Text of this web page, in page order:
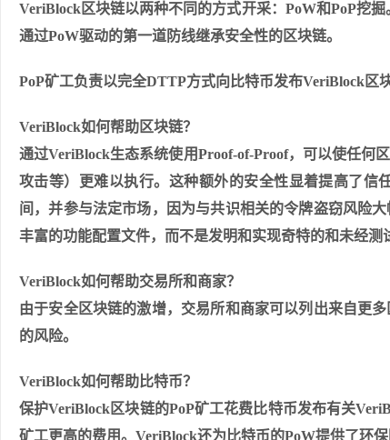
VeriBlock区块链以两种不同的方式开采：PoW和PoP挖
通过PoW驱动的第一道防线继承安全性的区块链。
PoP矿工负责以完全DTTP方式向比特币发布VeriBlock区
VeriBlock如何帮助区块链？
通过VeriBlock生态系统使用Proof-of-Proof，可以使任何
攻击等）更难以执行。这种额外的安全性显着提高了信
间，并参与法定市场，因为与共识相关的令牌盗窃风险
丰富的功能配置文件，而不是发明和实现奇特的和未经测
VeriBlock如何帮助交易所和商家？
由于安全区块链的激增，交易所和商家可以列出来自更
的风险。
VeriBlock如何帮助比特币？
保护VeriBlock区块链的PoP矿工花费比特币发布有关
矿工更高的费用。VeriBlock还为比特币的PoW提供了环